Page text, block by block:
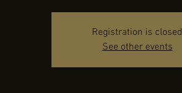
Registration is closed
See other events